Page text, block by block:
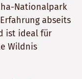
Nationalpark
abseits
ist ideal für
Wildnis